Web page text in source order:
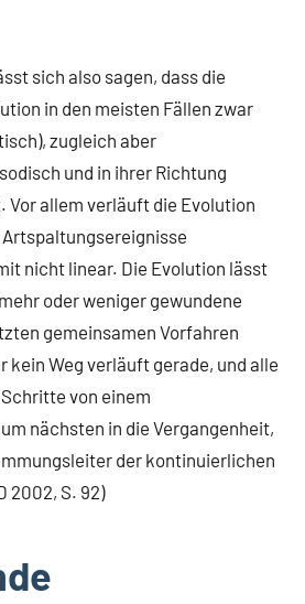
sich also sagen, dass die
in den meisten Fällen zwar
zugleich aber
und in ihrer Richtung
Vor allem verläuft die Evolution
nicht linear. Die Evolution lässt
oder weniger gewundene
gemeinsamen Vorfahren
kein Weg verläuft gerade, und alle
von einem
nächsten in die Vergangenheit,
der kontinuierlichen
2002, S. 92)